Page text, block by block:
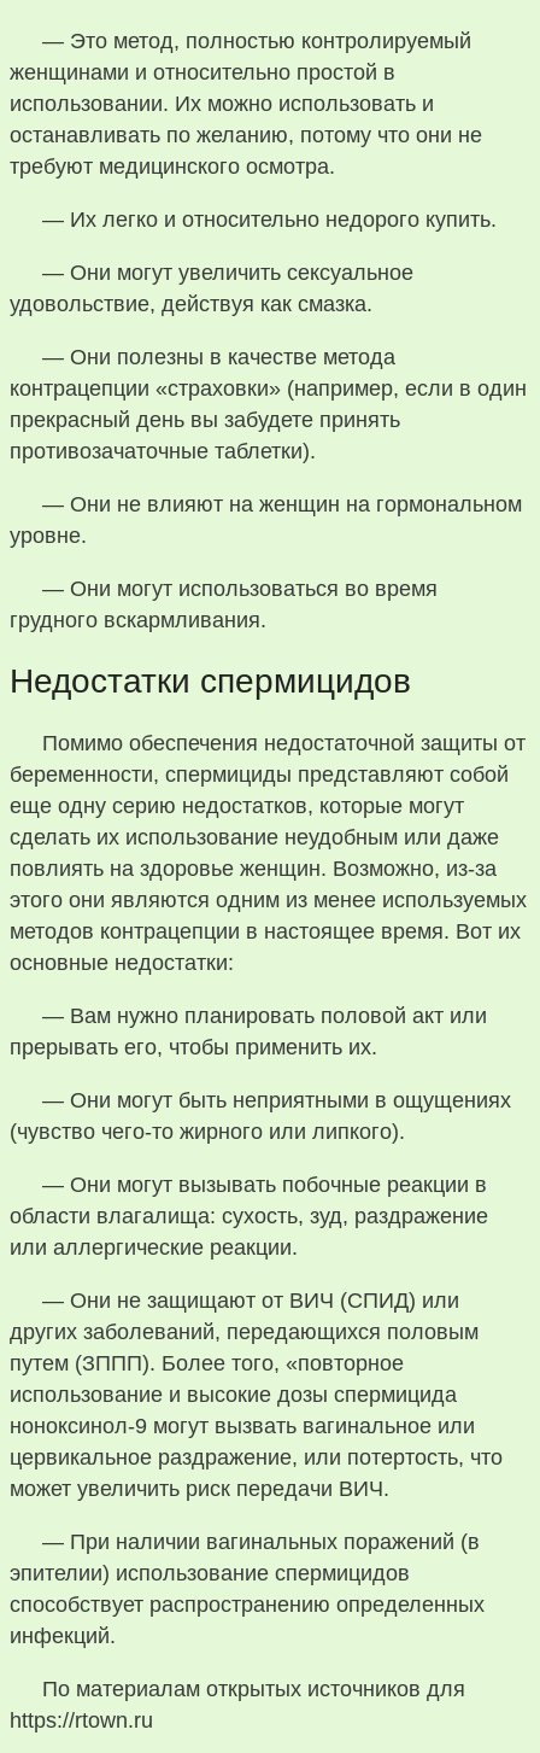
— Это метод, полностью контролируемый
женщинами и относительно простой в
использовании. Их можно использовать и
останавливать по желанию, потому что они не
требуют медицинского осмотра.
— Их легко и относительно недорого купить.
— Они могут увеличить сексуальное
удовольствие, действуя как смазка.
— Они полезны в качестве метода
контрацепции «страховки» (например, если в один
прекрасный день вы забудете принять
противозачаточные таблетки).
— Они не влияют на женщин на гормональном
уровне.
— Они могут использоваться во время
грудного вскармливания.
Недостатки спермицидов
Помимо обеспечения недостаточной защиты от
беременности, спермициды представляют собой
еще одну серию недостатков, которые могут
сделать их использование неудобным или даже
повлиять на здоровье женщин. Возможно, из-за
этого они являются одним из менее используемых
методов контрацепции в настоящее время. Вот их
основные недостатки:
— Вам нужно планировать половой акт или
прерывать его, чтобы применить их.
— Они могут быть неприятными в ощущениях
(чувство чего-то жирного или липкого).
— Они могут вызывать побочные реакции в
области влагалища: сухость, зуд, раздражение
или аллергические реакции.
— Они не защищают от ВИЧ (СПИД) или
других заболеваний, передающихся половым
путем (ЗППП). Более того, «повторное
использование и высокие дозы спермицида
ноноксинол-9 могут вызвать вагинальное или
цервикальное раздражение, или потертость, что
может увеличить риск передачи ВИЧ.
— При наличии вагинальных поражений (в
эпителии) использование спермицидов
способствует распространению определенных
инфекций.
По материалам открытых источников для
https://rtown.ru